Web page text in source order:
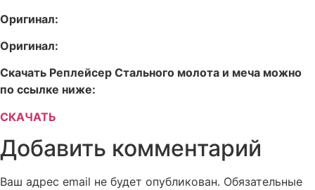
Оригинал:
Оригинал:
Скачать Реплейсер Стального молота и меча можно
по ссылке ниже:
СКАЧАТЬ
Добавить комментарий
Ваш адрес email не будет опубликован. Обязательные